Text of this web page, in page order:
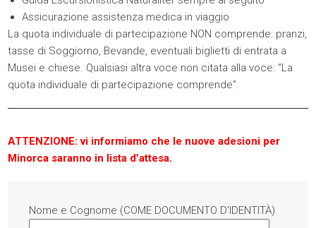
Assicurazione assistenza medica in viaggio
La quota individuale di partecipazione NON comprende: pranzi,
tasse di Soggiorno, Bevande, eventuali biglietti di entrata a
Musei e chiese. Qualsiasi altra voce non citata alla voce: “La
quota individuale di partecipazione comprende”.
ATTENZIONE: vi informiamo che le nuove adesioni per
Minorca saranno in lista d’attesa.
Nome e Cognome (COME DOCUMENTO D'IDENTITÀ)